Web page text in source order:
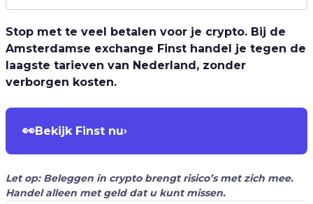
Stop met te veel betalen voor je crypto. Bij de
Amsterdamse exchange Finst handel je tegen de
laagste tarieven van Nederland, zonder
verborgen kosten.
👀Bekijk Finst nu›
Let op: Beleggen in crypto brengt risico’s met zich mee.
Handel alleen met geld dat u kunt missen.